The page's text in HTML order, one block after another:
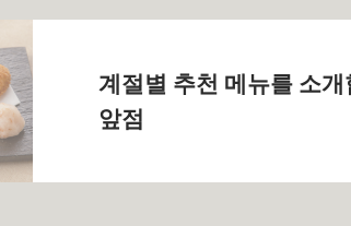
계절별 추천 메뉴를 소
앞점